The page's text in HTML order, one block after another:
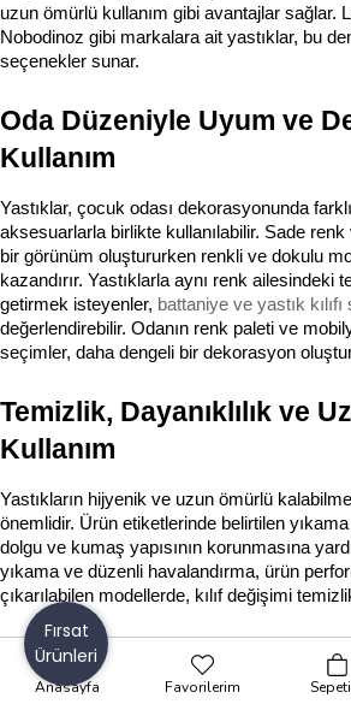
uzun ömürlü kullanım gibi avantajlar sağlar.
Nobodinoz gibi markalara ait yastıklar, bu
seçenekler sunar.
Oda Düzeniyle Uyum ve
Kullanım
Yastıklar, çocuk odası dekorasyonunda
aksesuarlarla birlikte kullanılabilir. Sade
bir görünüm oluştururken renkli ve dokulu
kazandırır. Yastıklarla aynı renk ailesindeki
getirmek isteyenler, battaniye ve yastık
değerlendirebilir. Odanın renk paleti ve
seçimler, daha dengeli bir dekorasyon
Temizlik, Dayanıklılık ve
Kullanım
Yastıkların hijyenik ve uzun ömürlü
önemlidir. Ürün etiketlerinde belirtilen
dolgu ve kumaş yapısının korunmasına
yıkama ve düzenli havalandırma, ürün
çıkarılabilen modellerde, kılıf değişimi
Sıkça Sorulan Sorular
Fırsat
Ürünleri
Anasayfa Favorilerim